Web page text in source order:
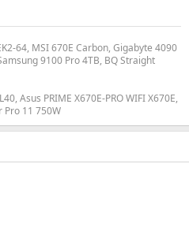
64, MSI 670E Carbon, Gigabyte 4090
9100 Pro 4TB, BQ Straight
Asus PRIME X670E-PRO WIFI X670E,
Pro 11 750W